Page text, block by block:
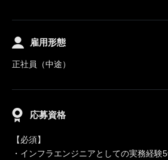
雇用形態
正社員（中途）
応募資格
【必須】
・インフラエンジニアとしての実務経験